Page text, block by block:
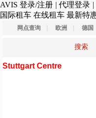
AVIS 登录/注册 | 代理登录 |
国际租车 在线租车 最新特
网点查询 欧洲 德国
搜索
Stuttgart Centre